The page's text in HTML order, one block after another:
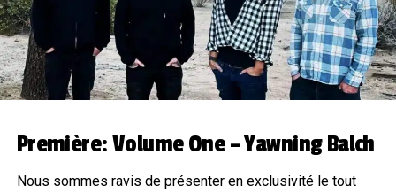
Première: Volume One – Yawning Balch
Nous sommes ravis de présenter en exclusivité le tout